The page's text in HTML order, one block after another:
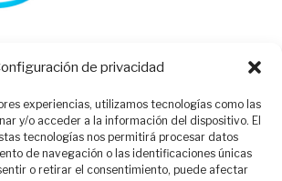
de privacidad
experiencias, utilizamos tecnologías como las
y/o acceder a la información del dispositivo. El
tecnologías nos permitirá procesar datos
de navegación o las identificaciones únicas
o retirar el consentimiento, puede afectar